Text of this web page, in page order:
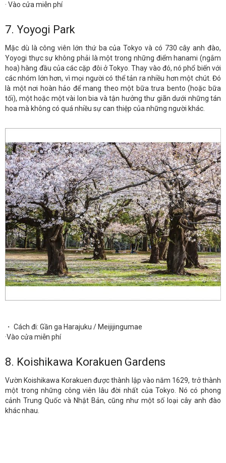
· Vào cửa miễn phí
7. Yoyogi Park
Mặc dù là công viên lớn thứ ba của Tokyo và có 730 cây anh đào,
Yoyogi thực sự không phải là một trong những điểm hanami (ngắm
hoa) hàng đầu của các cặp đôi ở Tokyo. Thay vào đó, nó phổ biến với
các nhóm lớn hơn, vì mọi người có thể tản ra nhiều hơn một chút. Đó
là một nơi hoàn hảo để mang theo một bữa trưa bento (hoặc bữa
tối), một hoặc một vài lon bia và tận hưởng thư giãn dưới những tán
hoa mà không có quá nhiều sự can thiệp của những người khác.
・ Cách đi: Gần ga Harajuku / Meijijingumae
·Vào cửa miễn phí
8. Koishikawa Korakuen Gardens
Vườn Koishikawa Korakuen được thành lập vào năm 1629, trở thành
một trong những công viên lâu đời nhất của Tokyo. Nó có phong
cảnh Trung Quốc và Nhật Bản, cũng như một số loại cây anh đào
khác nhau.